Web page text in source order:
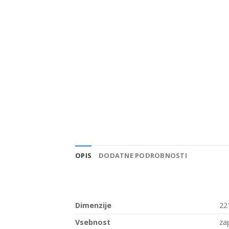
OPIS DODATNE PODROBNOSTI
Dimenzije
Vsebnost